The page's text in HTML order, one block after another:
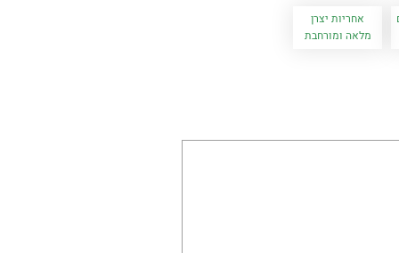
אחריות יצרן
מלאה ומורחבת